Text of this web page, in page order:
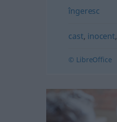
îngeresc
cast, inocent,
© LibreOffice